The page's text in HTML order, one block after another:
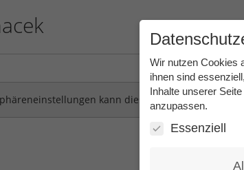
kann dieser Inhalt nicht
Wir nutzen Cookies
ihnen sind
Inhalte unserer
anzupassen.
Essenziell